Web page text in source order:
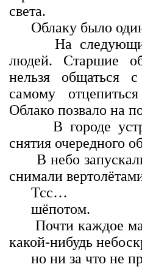
света.
Облаку было
На следующий
людей. Старшие
нельзя
самому
Облако позвало на
В городе
снятия очередного
В небо
снимали
Тсс…
шёпотом.
Почти каждое
какой-нибудь
но ни за что не